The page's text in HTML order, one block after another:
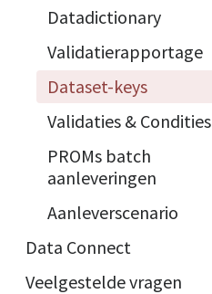
Datadictionary
Validatierapportage
Dataset-keys
Validaties & Condities
PROMs batch
aanleveringen
Aanleverscenario
Data Connect
Veelgestelde vragen